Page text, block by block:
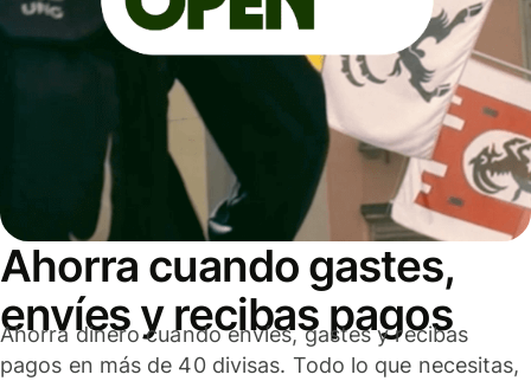
Ahorra cuando gastes,
envíes y recibas pagos
Ahorra dinero cuando envíes, gastes y recibas
pagos en más de 40 divisas. Todo lo que necesitas,